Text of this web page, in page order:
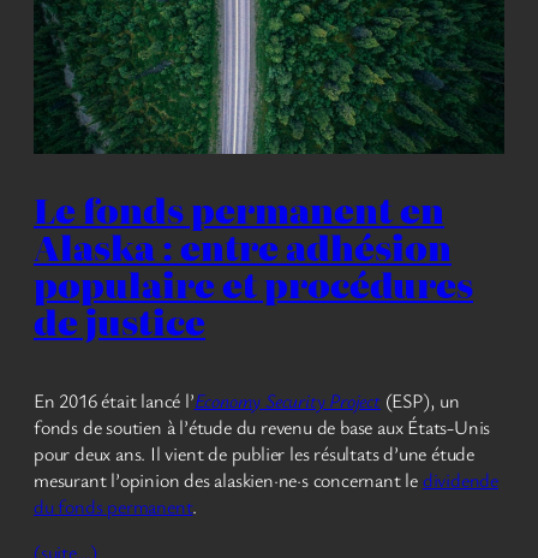
Le fonds permanent en
Alaska : entre adhésion
populaire et procédures
de justice
En 2016 était lancé l’Economy Security Project(ESP), un
fonds de soutien à l’étude du revenu de base aux États-Unis
pour deux ans. Il vient de publier les résultats d’une étude
mesurant l’opinion des alaskien·ne·s concernant ledividende
du fonds permanent.
(suite…)